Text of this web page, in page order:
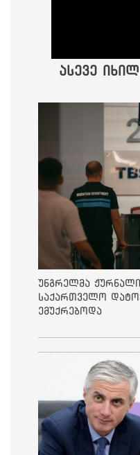
ასევე
უნგრელმა
საქართველო
ემუქრებოდა